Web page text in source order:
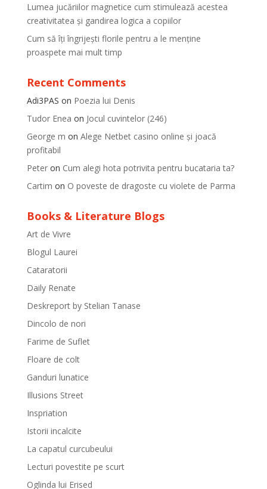
Lumea jucăriilor magnetice cum stimulează acestea
creativitatea și gandirea logica a copiilor
Cum să îți îngrijești florile pentru a le menține
proaspete mai mult timp
Recent Comments
Adi3PAS on Poezia lui Denis
Tudor Enea on Jocul cuvintelor (246)
George m on Alege Netbet casino online și joacă
profitabil
Peteron Cum alegi hota potrivita pentru bucataria ta?
Cartim on O poveste de dragoste cu violete de Parma
Books & Literature Blogs
Art de Vivre
Blogul Laurei
Cataratorii
Daily Renate
Deskreport by Stelian Tanase
Dincolo de nori
Farime de Suflet
Floare de colt
Ganduri lunatice
Illusions Street
Inspriation
Istorii incalcite
La capatul curcubeului
Lecturi povestite pe scurt
Oglinda lui Erised